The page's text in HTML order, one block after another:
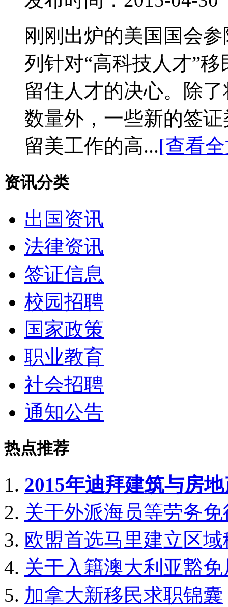
刚刚出炉的美国国会
列针对“高科技人才”
留住人才的决心。除
数量外，一些新的签
留美工作的高...[查看
资讯分类
出国资讯
法律资讯
签证信息
校园招聘
国家政策
职业教育
社会招聘
通知公告
热点推荐
2015年迪拜建筑与房
关于外派海员等劳务
欧盟首选马里建立区
关于入籍澳大利亚豁
加拿大新移民求职锦囊